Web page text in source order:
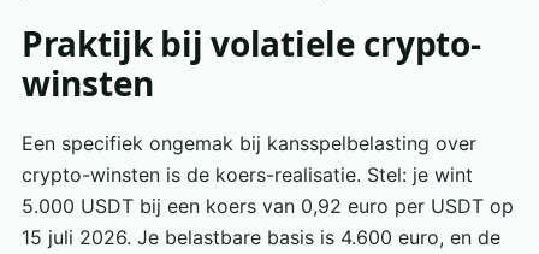
Praktijk bij volatiele crypto-
winsten
Een specifiek ongemak bij kansspelbelasting over
crypto-winsten is de koers-realisatie. Stel: je wint
5.000 USDT bij een koers van 0,92 euro per USDT op
15 juli 2026. Je belastbare basis is 4.600 euro, en de